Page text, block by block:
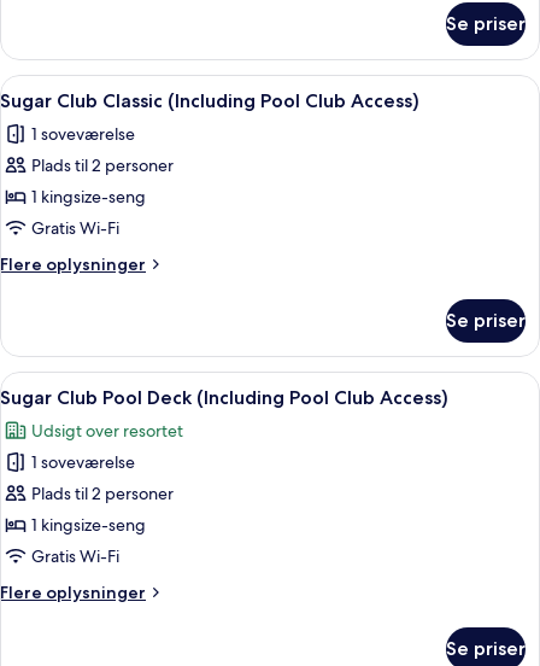
Pool
Club
Access)
Club
Hide
away,
Windows
(Including
Club
Access)
Se priser
Indlæs
alle
billeder
af
Sugar
Club
Classic
(Including
Club
Access)
Et soveværelse med en seng, to
4
Sugar Club Classic (Including Pool Club Access)
1 soveværelse
Plads til 2 personer
1 kingsize-seng
Gratis Wi-Fi
Flere oplysninger
Flere
Club
Classic
(Including
Pool
Club
Access)
Se priser
Indlæs
alle
billeder
af
Sugar
Club
Pool
(Including
Et hotelværelse med en stor seng,
6
Sugar Club Pool Deck (Including Pool Club Access)
Udsigt over resortet
1 soveværelse
Plads til 2 personer
1 kingsize-seng
Gratis Wi-Fi
Flere oplysninger
Flere
Se priser